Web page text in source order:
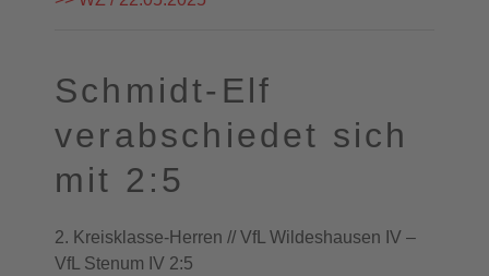
Schmidt-Elf
verabschiedet sich
mit 2:5
2. Kreisklasse-Herren // VfL Wildeshausen IV –
VfL Stenum IV 2:5